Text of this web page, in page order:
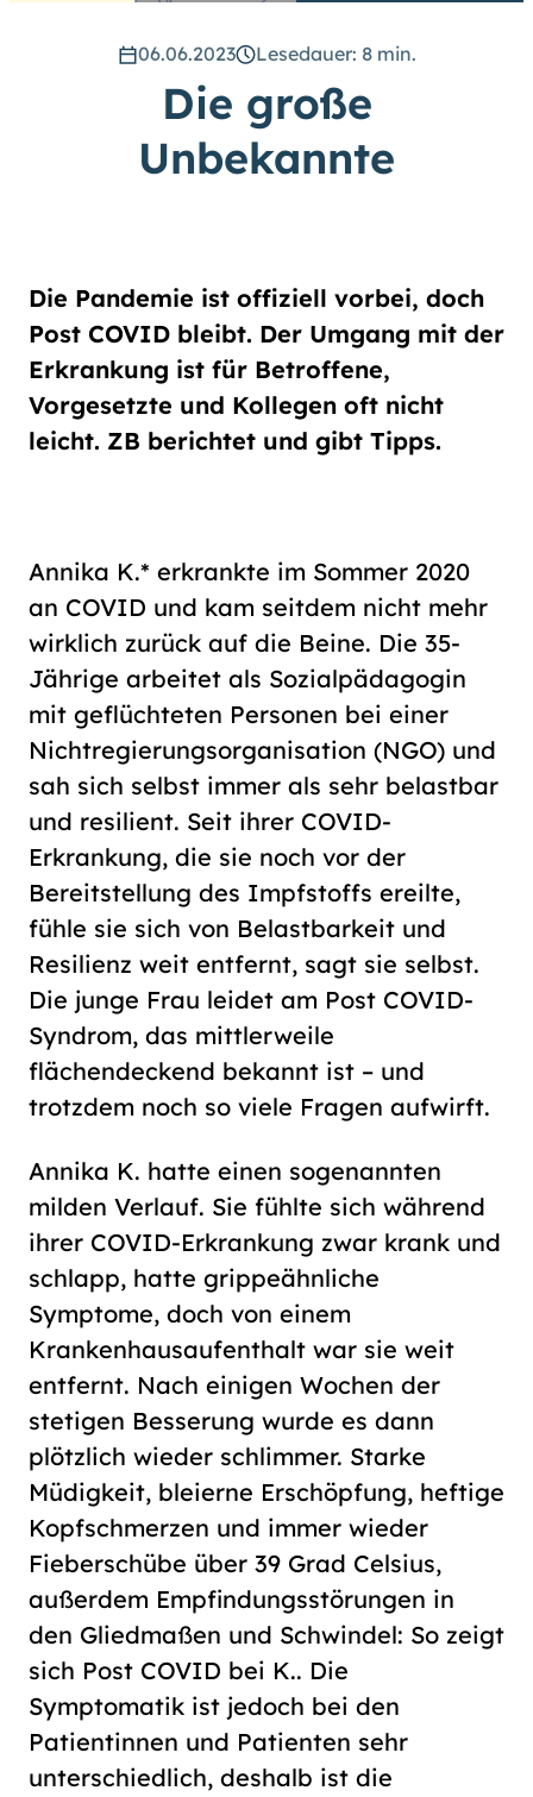
vergrößern. (Einfach bei
Schriftgröße das Feld groß
anwählen.)
Übrigens: Unsere Videos sind mit
Untertiteln versehen.
Gebärdensprache (DGS)
Animationen
an
aus
normal
groß
normal
hoch
06.06.2023 Lesedauer: 8 min.
Die große
Unbekannte
Die Pandemie ist offiziell vorbei, doch
Post COVID bleibt. Der Umgang mit der
Erkrankung ist für Betroffene,
Vorgesetzte und Kollegen oft nicht
leicht. ZB berichtet und gibt Tipps.
Annika K.* erkrankte im Sommer 2020
an COVID und kam seitdem nicht mehr
wirklich zurück auf die Beine. Die 35-
Jährige arbeitet als Sozialpädagogin
mit geflüchteten Personen bei einer
Nichtregierungsorganisation (NGO) und
sah sich selbst immer als sehr belastbar
und resilient. Seit ihrer COVID-
Erkrankung, die sie noch vor der
Bereitstellung des Impfstoffs ereilte,
fühle sie sich von Belastbarkeit und
Resilienz weit entfernt, sagt sie selbst.
Die junge Frau leidet am Post COVID-
Syndrom, das mittlerweile
flächendeckend bekannt ist – und
trotzdem noch so viele Fragen aufwirft.
Annika K. hatte einen sogenannten
milden Verlauf. Sie fühlte sich während
ihrer COVID-Erkrankung zwar krank und
schlapp, hatte grippeähnliche
Symptome, doch von einem
Krankenhausaufenthalt war sie weit
entfernt. Nach einigen Wochen der
stetigen Besserung wurde es dann
plötzlich wieder schlimmer. Starke
Müdigkeit, bleierne Erschöpfung, heftige
Kopfschmerzen und immer wieder
Fieberschübe über 39 Grad Celsius,
außerdem Empfindungsstörungen in
den Gliedmaßen und Schwindel: So zeigt
sich Post COVID bei K.. Die
Symptomatik ist jedoch bei den
Patientinnen und Patienten sehr
unterschiedlich, deshalb ist die